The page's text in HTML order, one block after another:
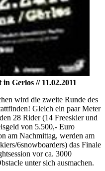
Gerlos // 11.02.2011
wird die zweite Runde des
Gleich ein paar Meter
28 Rider (14 Freeskier und
von 5.500,- Euro
am Nachmittag, werden am
6snowboarders) das Finale
vor ca. 3000
unter sich ausmachen.